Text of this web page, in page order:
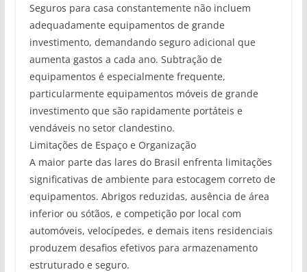
Seguros para casa constantemente não incluem
adequadamente equipamentos de grande
investimento, demandando seguro adicional que
aumenta gastos a cada ano. Subtração de
equipamentos é especialmente frequente,
particularmente equipamentos móveis de grande
investimento que são rapidamente portáteis e
vendáveis no setor clandestino.
Limitações de Espaço e Organização
A maior parte das lares do Brasil enfrenta limitações
significativas de ambiente para estocagem correto de
equipamentos. Abrigos reduzidas, ausência de área
inferior ou sótãos, e competição por local com
automóveis, velocípedes, e demais itens residenciais
produzem desafios efetivos para armazenamento
estruturado e seguro.